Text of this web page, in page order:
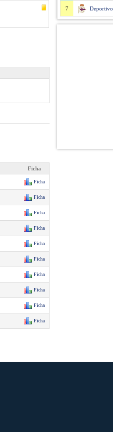
Ficha
Ficha
Ficha
Ficha
Ficha
Ficha
Ficha
Ficha
Ficha
Ficha
Ficha
7 Deportivo